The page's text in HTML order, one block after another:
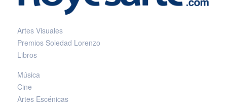
Artes Visuales
Premios Soledad Lorenzo
Libros
Música
Cine
Artes Escénicas